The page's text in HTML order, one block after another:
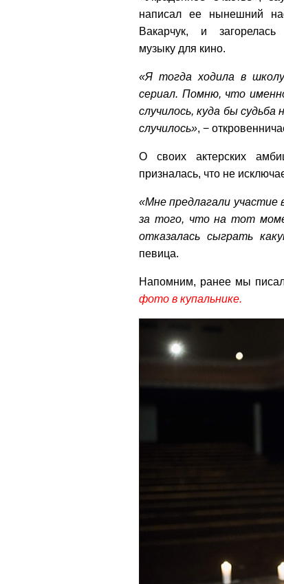
написал ее нынешний
Вакарчук, и
музыку для кино.
«Я тогда ходила в
сериал. Помню, что
случилось, куда бы
случилось», −
О своих актерских
призналась, что не
«Мне предлагали участие
за того, что на тот
отказалась сыграть
певица.
Напомним, ранее мы
фото в купальнике.